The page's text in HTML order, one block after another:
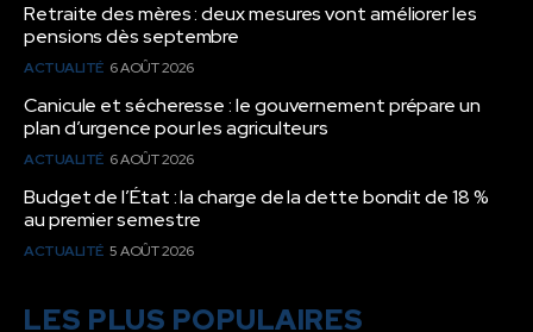
Retraite des mères : deux mesures vont améliorer les
pensions dès septembre
ACTUALITÉ 6 AOÛT 2026
Canicule et sécheresse : le gouvernement prépare un
plan d’urgence pour les agriculteurs
ACTUALITÉ 6 AOÛT 2026
Budget de l’État : la charge de la dette bondit de 18 %
au premier semestre
ACTUALITÉ 5 AOÛT 2026
LES PLUS POPULAIRES